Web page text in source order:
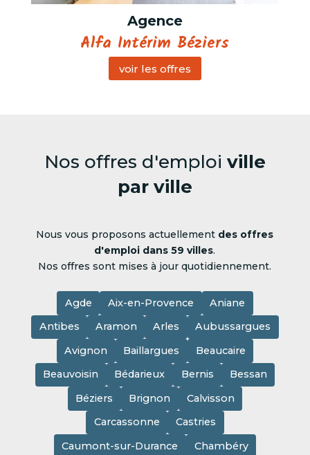
Agence
Alfa Intérim Béziers
voir les offres
Nos offres d'emploi ville
par ville
Nous vous proposons actuellement des offres
d'emploi dans 59 villes.
Nos offres sont mises à jour quotidiennement.
Agde Aix-en-Provence
Aniane
Antibes
Aramon Arles
Aubussargues
Avignon
Baillargues
Beaucaire
Beauvoisin
Bédarieux Bernis
Bessan
Béziers
Brignon
Calvisson
Carcassonne
Castries
Caumont-sur-Durance
Chambéry